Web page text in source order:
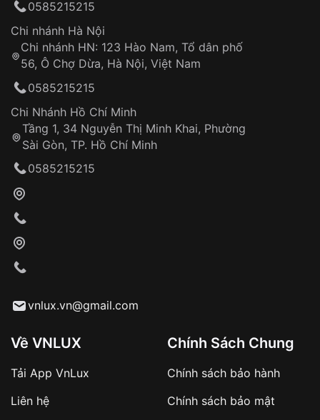
Hotline: 0585 215 215
Từ khóa SEO:
Khách hàng kiểm tra và thanh toán trực tiếp
Từ khóa SEO:
sản phẩm đặc biệt
thống VNLUX
Đảm bảo quyền lợi khách hàng
Đồng hành cùng khách hàng trong suốt quá
trình sử dụng
0585215215
Chi nhánh Hà Nội
Chi nhánh HN: 123 Hào Nam, Tổ dân phố
56, Ô Chợ Dừa, Hà Nội, Việt Nam
0585215215
Chi Nhánh Hồ Chí Minh
Tầng 1, 34 Nguyễn Thị Minh Khai, Phường
Sài Gòn, TP. Hồ Chí Minh
0585215215
vnlux.vn@gmail.com
Về VNLUX
Tải App VnLux
Liên hệ
Chính Sách Chung
Chính sách bảo hành
Chính sách bảo mật